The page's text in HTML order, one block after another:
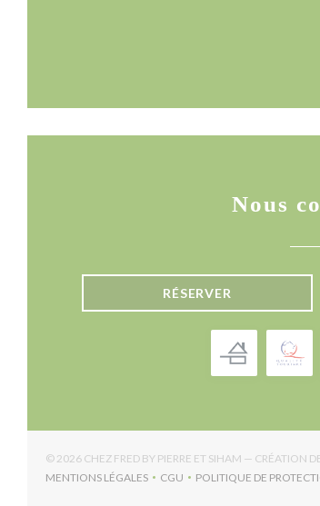
Nous
RÉSERVER
© 2026 CHEZ FRED BY PIERRE ET SIHAM — CRÉATION
MENTIONS LÉGALES
((OUVRE UNE NOUVELLE FENÊTRE))
CGU
((OUVRE UNE NOUVELLE
POLITIQUE DE